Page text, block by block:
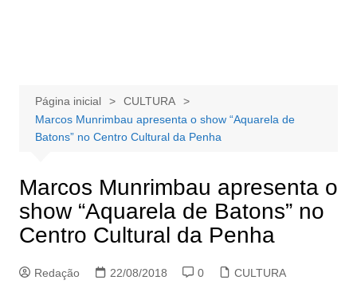
Página inicial
CULTURA
Marcos Munrimbau apresenta o show “Aquarela de
Batons” no Centro Cultural da Penha
Marcos Munrimbau apresenta o
show “Aquarela de Batons” no
Centro Cultural da Penha
Redação 22/08/2018 0 CULTURA